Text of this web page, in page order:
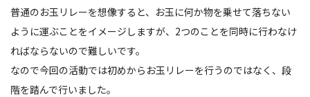
普通のお玉リレーを想像すると、お玉に何か物を乗せて落ちない
ように運ぶことをイメージしますが、2つのことを同時に行わなけ
ればならないので難しいです。
なので今回の活動では初めからお玉リレーを行うのではなく、段
階を踏んで行いました。